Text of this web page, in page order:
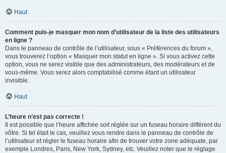
Haut
Comment puis-je masquer mon nom d’utilisateur de la liste des utilisateurs
en ligne ?
Dans le panneau de contrôle de l’utilisateur, sous « Préférences du forum »,
vous trouverez l’option « Masquer mon statut en ligne ». Si vous activez cette
option, vous ne serez visible que des administrateurs, des modérateurs et de
vous-même. Vous serez alors comptabilisé comme étant un utilisateur
invisible.
Haut
L’heure n’est pas correcte !
Il est possible que l’heure affichée soit réglée sur un fuseau horaire différent du
vôtre. Si tel était le cas, veuillez vous rendre dans le panneau de contrôle de
l’utilisateur et régler le fuseau horaire afin de trouver votre zone adéquate, par
exemple Londres, Paris, New York, Sydney, etc. Veuillez noter que le réglage